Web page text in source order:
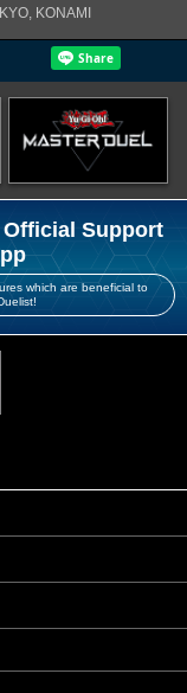
KONAMI
Official Support
which are beneficial to